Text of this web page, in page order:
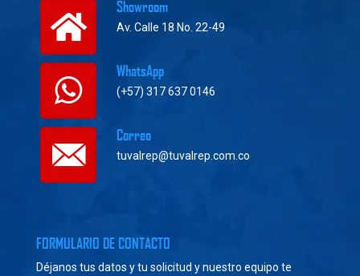
Showroom
Av. Calle 18 No. 22-49
WhatsApp
(+57) 317 637 0146
Correo
tuvalrep@tuvalrep.com.co
FORMULARIO DE CONTACTO
Déjanos tus datos y tu solicitud y nuestro equipo te